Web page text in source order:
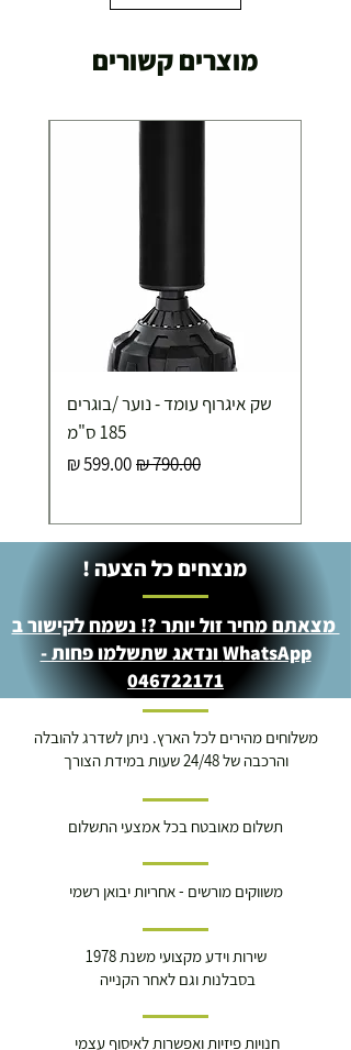
משלוח מהיר עד הבית ( עד 20 ק"ג)
תוספת התקנה למכשירי כושר / מתקני חצר ושולחנות
איסוף עצמי ללא עלות מסניף טבריה . רחוב העצמאות 5
מוצרי כושר ( בלבד) ניתן לאסוף ממחסני החברה בת"א
מוצרים קשורים
שק איגרוף עומד - נוער /בוגרים
185 ס"מ
מחיר רגילמחיר מבצע
מנצחים כל הצעה !
מצאתם מחיר זול יותר ?! נשמח לקישור ב
WhatsApp ונדאג שתשלמו פחות -
046722171
משלוחים מהירים לכל הארץ. ניתן לשדרג להובלה
והרכבה של 24/48 שעות במידת הצורך
תשלום מאובטח בכל אמצעי התשלום
משווקים מורשים - אחריות יבואן רשמי
שירות וידע מקצועי משנת 1978
בסבלנות וגם לאחר הקנייה
חנויות פיזיות ואפשרות לאיסוף עצמי